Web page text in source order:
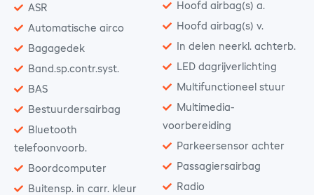
ASR
Automatische airco
Bagagedek
Band.sp.contr.syst.
BAS
Bestuurdersairbag
Bluetooth
telefoonvoorb.
Boordcomputer
Buitensp. in carr. kleur
Hoofd airbag(s) a.
Hoofd airbag(s) v.
In delen neerkl. achterb.
LED dagrijverlichting
Multifunctioneel stuur
Multimedia-
voorbereiding
Parkeersensor achter
Passagiersairbag
Radio